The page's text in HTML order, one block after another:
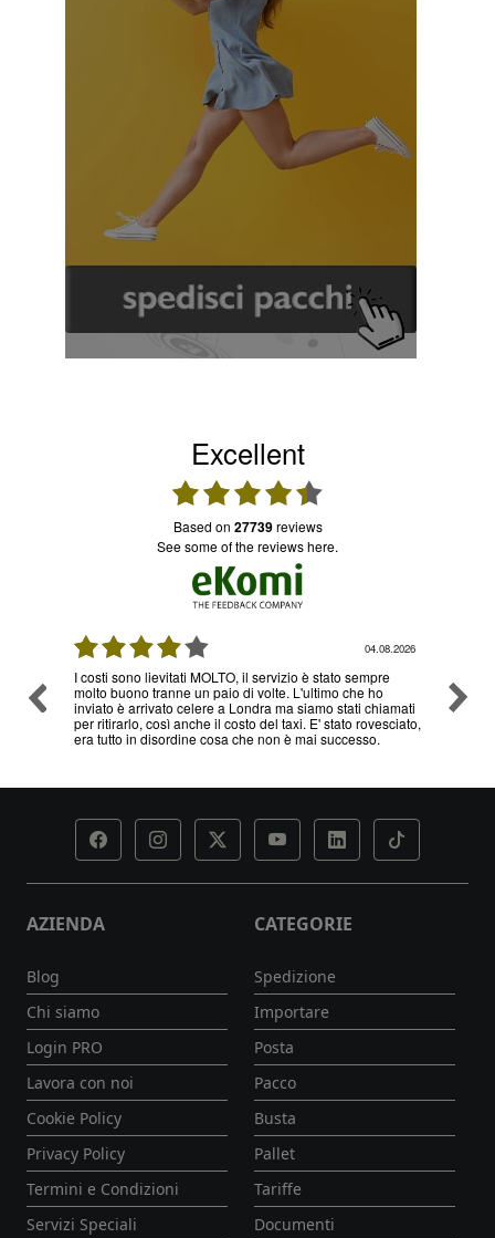
Excellent
based on 27739reviews
see some of the reviews here.
04.08.2026
I costi sono lievitati MOLTO, il servizio è stato sempre
molto buono tranne un paio di volte. L'ultimo che ho
inviato è arrivato celere a Londra ma siamo stati chiamati
per ritirarlo, così anche il costo del taxi. E' stato rovesciato,
era tutto in disordine cosa che non è mai successo.
AZIENDA
Blog
Chi siamo
Login PRO
Lavora con noi
Cookie Policy
Privacy Policy
Termini e Condizioni
Servizi Speciali
CATEGORIE
Spedizione
Importare
Posta
Pacco
Busta
Pallet
Tariffe
Documenti